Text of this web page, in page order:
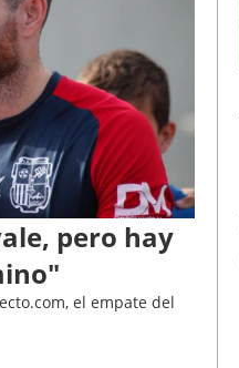
pero hay
el empate del